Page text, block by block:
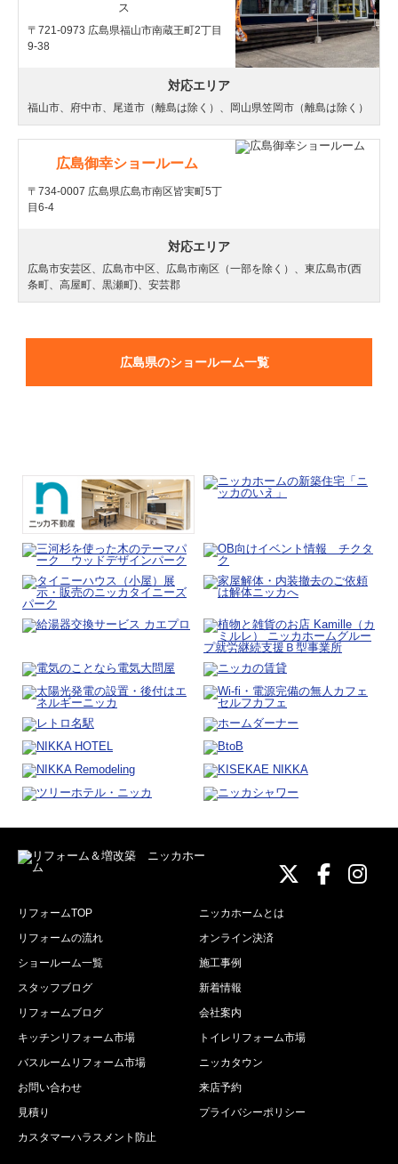
〒721-0973 広島県福山市南蔵王町2丁目
9-38
対応エリア
福山市、府中市、尾道市（離島は除く）、岡山県笠岡市（離島は除く）
広島御幸ショールーム
〒734-0007 広島県広島市南区皆実町5丁
目6-4
対応エリア
広島市安芸区、広島市中区、広島市南区（一部を除く）、東広島市(西
条町、高屋町、黒瀬町)、安芸郡
広島県のショールーム一覧
ニッカ
ニッニ
リフォームTOP
ニッカホームとは
リフォームの流れ
オンライン決済
ショールーム一覧
施工事例
スタッフブログ
新着情報
リフォームブログ
会社案内
キッチンリフォーム市場
トイレリフォーム市場
バスルームリフォーム市場
ニッカタウン
お問い合わせ
来店予約
見積り
プライバシーポリシー
カスタマーハラスメント防止